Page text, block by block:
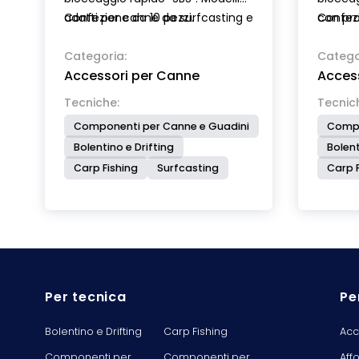
adatti per canne da surfcasting e
Brevettato.
Confezione da 10 pezzi.
Categoria:
Accessori per Canne
Tecniche:
Componenti per Canne e Guadini
Bolentino e Drifting
Carp Fishing
Surfcasting
con
Carp
Per tecnica
Bolentino e Drifting
Carp Fishing